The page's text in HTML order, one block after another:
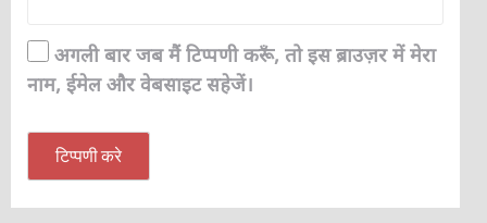
अगली बार जब मैं टिप्पणी करूँ, तो इस ब्राउज़र में मेरा
नाम, ईमेल और वेबसाइट सहेजें।